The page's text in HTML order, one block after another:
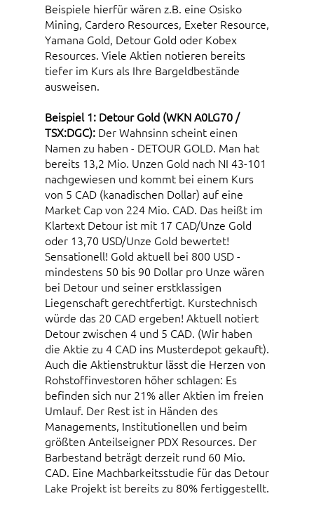
Beispiele hierfür wären z.B. eine Osisko
Mining, Cardero Resources, Exeter Resource,
Yamana Gold, Detour Gold oder Kobex
Resources. Viele Aktien notieren bereits
tiefer im Kurs als Ihre Bargeldbestände
ausweisen.
Beispiel 1: Detour Gold (WKN A0LG70 /
TSX:DGC): Der Wahnsinn scheint einen
Namen zu haben - DETOUR GOLD. Man hat
bereits 13,2 Mio. Unzen Gold nach NI 43-101
nachgewiesen und kommt bei einem Kurs
von 5 CAD (kanadischen Dollar) auf eine
Market Cap von 224 Mio. CAD. Das heißt im
Klartext Detour ist mit 17 CAD/Unze Gold
oder 13,70 USD/Unze Gold bewertet!
Sensationell! Gold aktuell bei 800 USD -
mindestens 50 bis 90 Dollar pro Unze wären
bei Detour und seiner erstklassigen
Liegenschaft gerechtfertigt. Kurstechnisch
würde das 20 CAD ergeben! Aktuell notiert
Detour zwischen 4 und 5 CAD. (Wir haben
die Aktie zu 4 CAD ins Musterdepot gekauft).
Auch die Aktienstruktur lässt die Herzen von
Rohstoffinvestoren höher schlagen: Es
befinden sich nur 21% aller Aktien im freien
Umlauf. Der Rest ist in Händen des
Managements, Institutionellen und beim
größten Anteilseigner PDX Resources. Der
Barbestand beträgt derzeit rund 60 Mio.
CAD. Eine Machbarkeitsstudie für das Detour
Lake Projekt ist bereits zu 80% fertiggestellt.